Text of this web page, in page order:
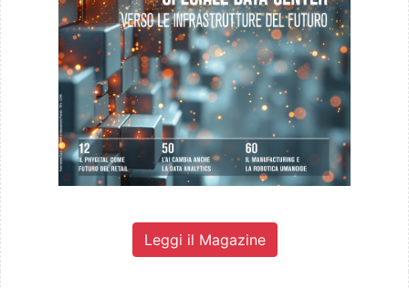
Leggi il Magazine